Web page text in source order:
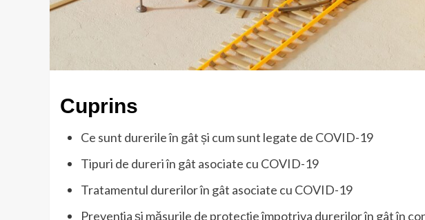
Cuprins
Ce sunt durerile în gât și cum sunt legate de COVID-19
Tipuri de dureri în gât asociate cu COVID-19
Tratamentul durerilor în gât asociate cu COVID-19
Prevenția și măsurile de protecție împotriva durerilor în gât în